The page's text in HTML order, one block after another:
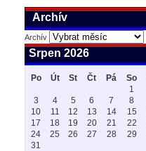
Archív
Archív
Srpen 2026
Po Út St Čt Pá So
1
3
4 5 6 7 8
10
11 12 13 14 15
17
18 19 20 21 22
24
25 26 27 28 29
31